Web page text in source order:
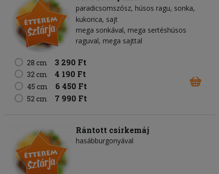
paradicsomszósz húsos ragu sonka
kukorica sajt
mega sonkával, mega sertéshúsos
raguval, mega sajttal
28 cm 3 290 Ft
32 cm 4 190 Ft
45 cm 6 450 Ft
52 cm 7 990 Ft
Rántott csirkemáj
hasábburgonyával